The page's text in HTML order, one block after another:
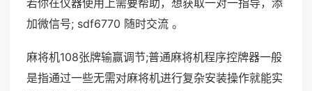
若你在仪器使用上需要帮助，想获取一对一指导，添
加微信号; sdf6770 随时交流 。
麻将机108张牌输赢调节;普通麻将机程序控牌器一般
是指通过一些无需对麻将机进行复杂安装操作就能实